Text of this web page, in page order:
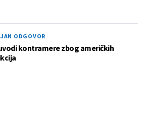
ODGOVOR
kontramere zbog američkih